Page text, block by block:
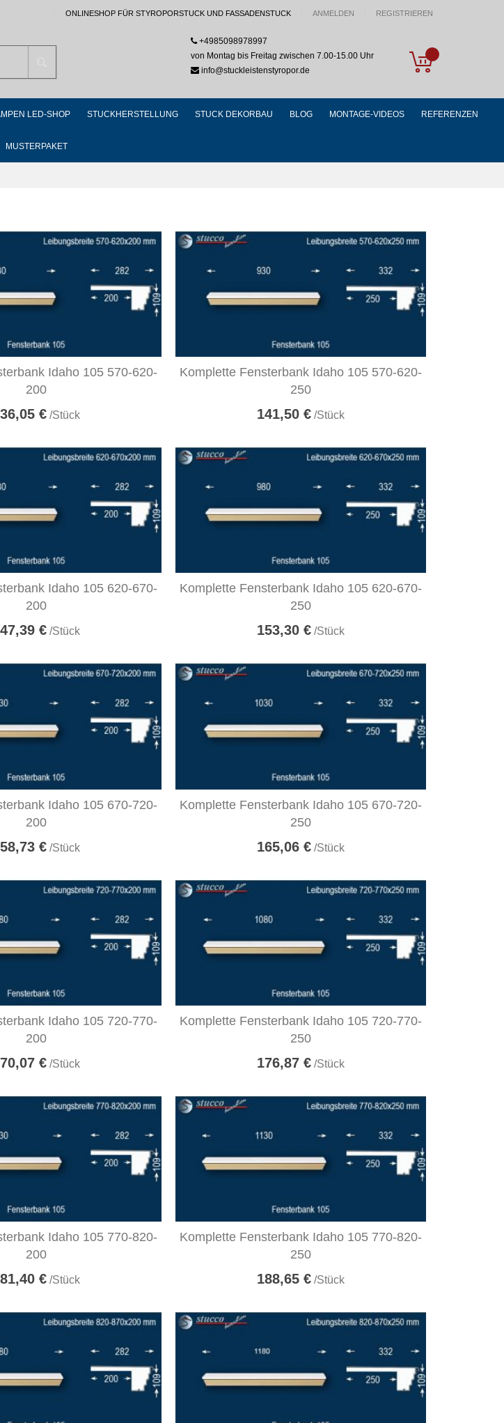
ONLINESHOP FÜR STYROPORSTUCK UND FASSADENSTUCK ANMELDEN REGISTRIEREN
My Cart
+4985098978997
von Montag bis Freitag zwischen 7.00-15.00 Uhr
info@stuckleistenstyropor.de
LED-SHOP STUCKHERSTELLUNG STUCK DEKORBAU BLOG MONTAGE-VIDEOS REFERENZEN
MUSTERPAKET
Idaho 105 570-620-
200
€ /Stück
Komplette Fensterbank Idaho 105 570-620-
250
141,50 € /Stück
Idaho 105 620-670-
200
€ /Stück
Komplette Fensterbank Idaho 105 620-670-
250
153,30 € /Stück
Idaho 105 670-720-
200
€ /Stück
Komplette Fensterbank Idaho 105 670-720-
250
165,06 € /Stück
Idaho 105 720-770-
200
€ /Stück
Komplette Fensterbank Idaho 105 720-770-
250
176,87 € /Stück
Idaho 105 770-820-
200
€ /Stück
Komplette Fensterbank Idaho 105 770-820-
250
188,65 € /Stück